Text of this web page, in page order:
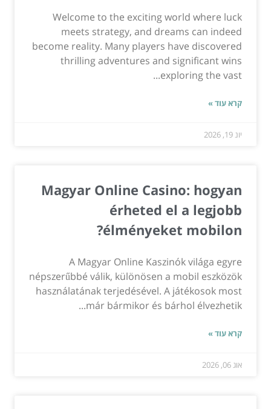
Welcome to the exciting world where luck
meets strategy, and dreams can indeed
become reality. Many players have discovered
thrilling adventures and significant wins
exploring the vast...
קרא עוד »
יונ 19, 2026
Magyar Online Casino: hogyan
érheted el a legjobb
élményeket mobilon?
A Magyar Online Kaszinók világa egyre
népszerűbbé válik, különösen a mobil eszközök
használatának terjedésével. A játékosok most
már bármikor és bárhol élvezhetik...
קרא עוד »
אוג 06, 2026